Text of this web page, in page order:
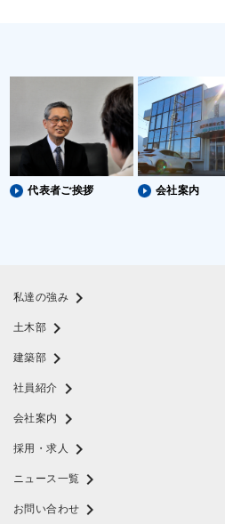
代表者ご挨拶 会社案内
私達の強み chevron_right
土木部 chevron_right
建築部 chevron_right
社員紹介 chevron_right
会社案内 chevron_right
採用・求人 chevron_right
ニュース一覧 chevron_right
お問い合わせ chevron_right